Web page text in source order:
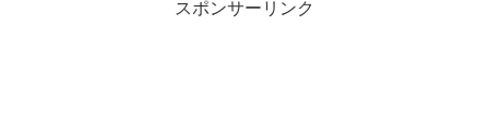
スポンサーリンク